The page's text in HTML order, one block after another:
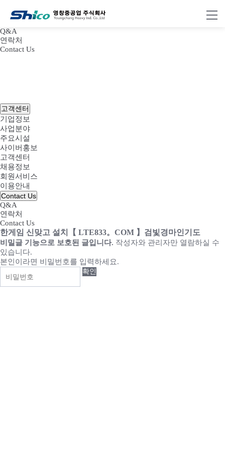
Q&A
연락처
Contact Us
고객센터
기업정보
사업분야
주요시설
사이버홍보
고객센터
채용정보
회원서비스
이용안내
Contact Us
Q&A
연락처
Contact Us
한게임 신맞고 설치【 LTE833。COM 】검빛경마인기도
비밀글 기능으로 보호된 글입니다. 작성자와 관리자만 열람하실 수
있습니다.
본인이라면 비밀번호를 입력하세요.